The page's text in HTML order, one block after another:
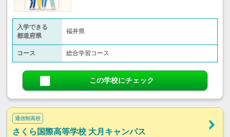
入学できる
都道府県
福井県
コース 総合学習コース
この学校にチェック
通信制高校
さくら国際高等学校 大月キャンパス